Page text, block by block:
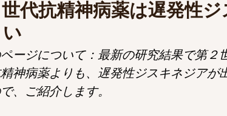
代抗精神病薬は遅発性
ージについて：最新の研究結果で第２
神病薬よりも、遅発性ジスキネジアが
、ご紹介します。